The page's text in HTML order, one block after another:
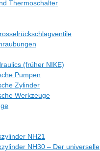
Thermoschalter
(früher NIKE)
Pumpen
Zylinder
Werkzeuge
NH21
NH30 – Der universelle